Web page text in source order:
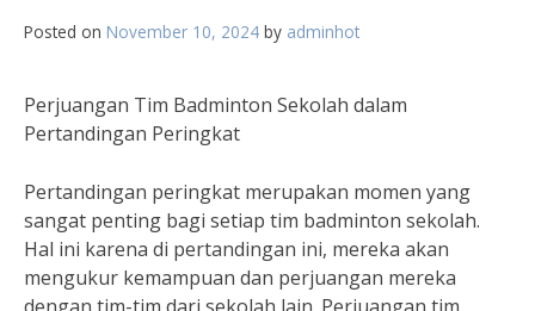
Posted on November 10, 2024 by adminhot
Perjuangan Tim Badminton Sekolah dalam
Pertandingan Peringkat
Pertandingan peringkat merupakan momen yang
sangat penting bagi setiap tim badminton sekolah.
Hal ini karena di pertandingan ini, mereka akan
mengukur kemampuan dan perjuangan mereka